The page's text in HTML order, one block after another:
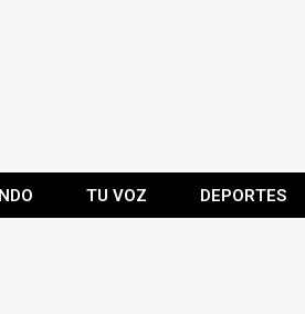
TU VOZ DEPORTES